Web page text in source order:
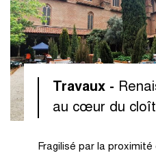
Travaux -
au cœur du
Fragilisé par la